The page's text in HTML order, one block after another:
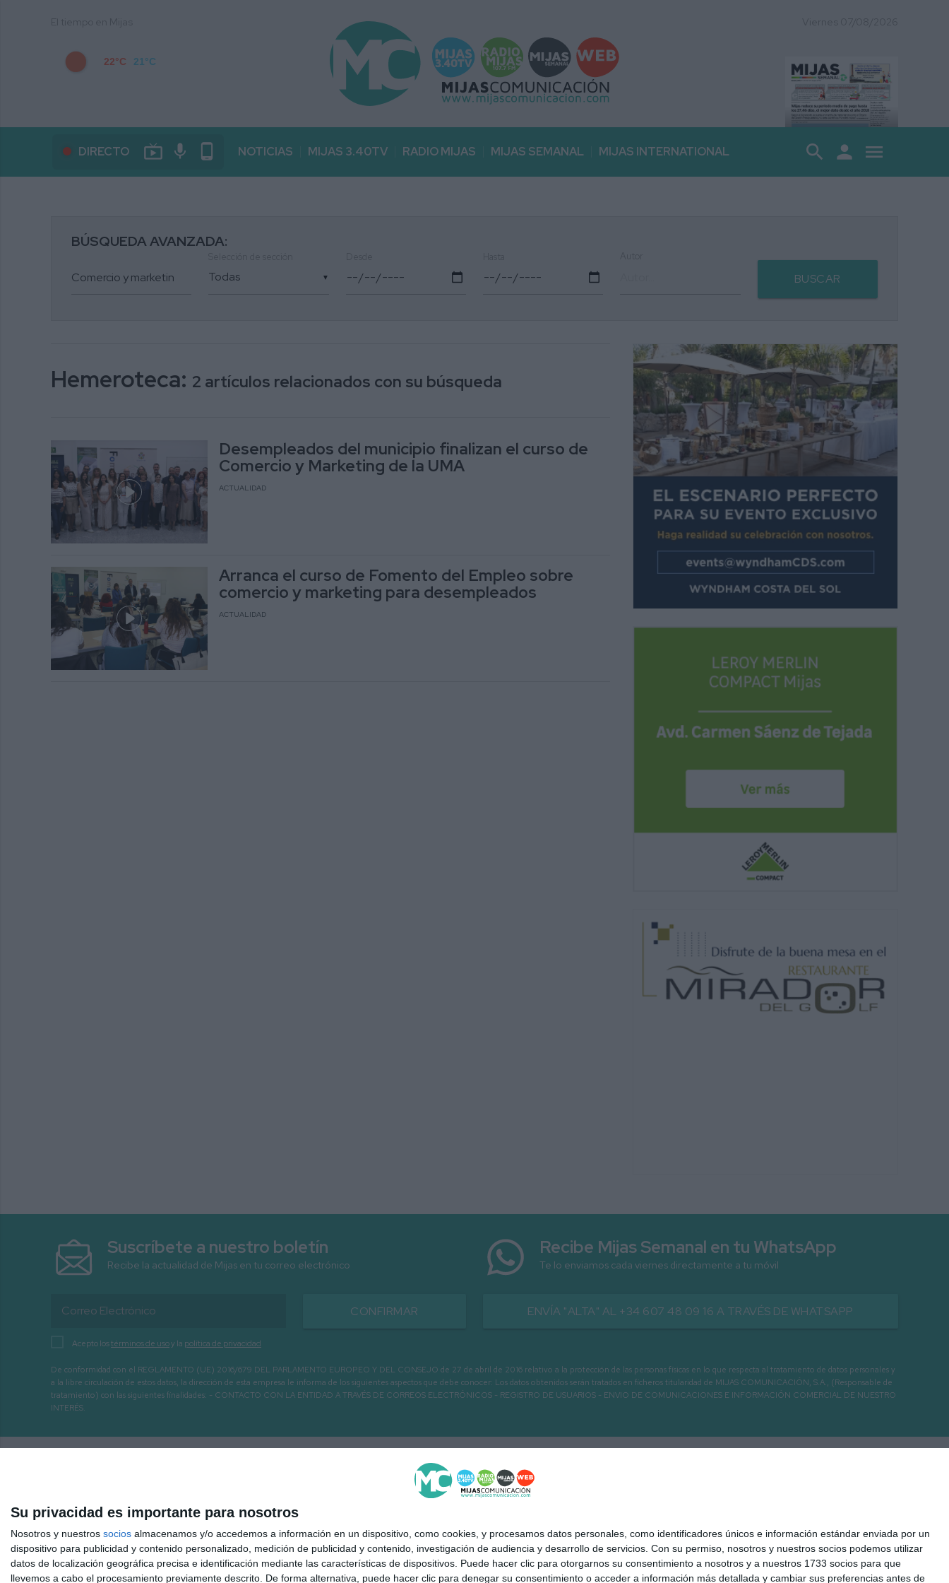
Su privacidad es importante para nosotros
Nosotros y nuestros socios almacenamos y/o accedemos a información en un dispositivo, como cookies, y procesamos datos personales, como identificadores únicos e información estándar enviada por un
dispositivo para publicidad y contenido personalizado, medición de publicidad y contenido, investigación de audiencia y desarrollo de servicios. Con su permiso, nosotros y nuestros socios podemos utilizar
datos de localización geográfica precisa e identificación mediante las características de dispositivos. Puede hacer clic para otorgarnos su consentimiento a nosotros y a nuestros 1733 socios para que
llevemos a cabo el procesamiento previamente descrito. De forma alternativa, puede hacer clic para denegar su consentimiento o acceder a información más detallada y cambiar sus preferencias antes de
22°C 21°C
DIRECTO live_tv mic phone_android NOTICIAS MIJAS 3.40TV RADIO MIJAS MIJAS SEMANAL MIJAS INTERNATIONAL search person menu
BÚSQUEDA AVANZADA:
▼ BUSCAR
Hemeroteca: 2 artículos relacionados con su búsqueda
Desempleados del municipio finalizan el curso de
Comercio y Marketing de la UMA
ACTUALIDAD
Arranca el curso de Fomento del Empleo sobre
comercio y marketing para desempleados
ACTUALIDAD
Suscríbete a nuestro boletín
Recibe la actualidad de Mijas en tu correo electrónico
CONFIRMAR
Acepto lostérminos de usoy la política de privacidad
Recibe Mijas Semanal en tu WhatsApp
Te lo enviamos cada viernes directamente a tu móvil
ENVÍA "ALTA" AL +34 607 48 09 16 A TRAVÉS DE WHATSAPP
De conformidad con el REGLAMENTO (UE) 2016/679 DEL PARLAMENTO EUROPEO Y DEL CONSEJO de 27 de abril de 2016 relativo a la protección de las personas físicas en lo que respecta al tratamiento de datos personales y
a la libre circulación de estos datos, la dirección de esta empresa le informa de los siguientes aspectos que debe conocer: Los datos obtenidos serán tratados en ficheros titularidad de MIJAS COMUNICACIÓN, S.A., (Responsable de
tratamiento) con las siguientes finalidades: - CONTACTO CON LA ENTIDAD A TRAVÉS DE CORREOS ELECTRÓNICOS - REGISTRO DE USUARIOS - ENVIO DE COMUNICACIONES E INFORMACIÓN COMERCIAL DE NUESTRO
INTERÉS.